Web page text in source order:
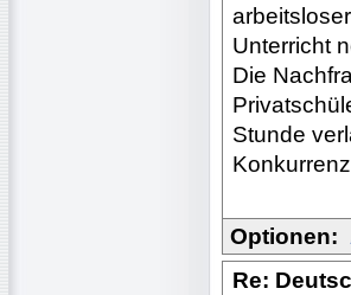
Unterricht
Die
Stunde
Optionen:
Re: